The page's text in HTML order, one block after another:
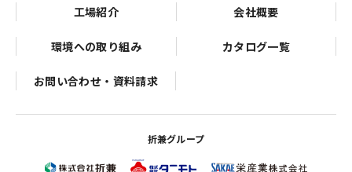
工場紹介 会社概要
環境への取り組み カタログ一覧
お問い合わせ・資料請求
折兼グループ